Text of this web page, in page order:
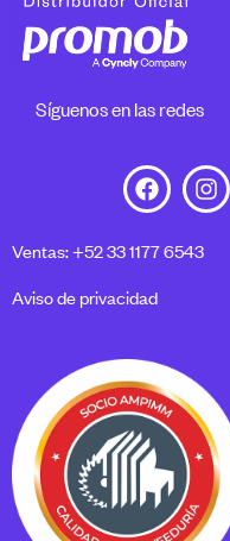
Síguenos en las redes
Ventas: +52 33 1177 6543
Aviso de privacidad